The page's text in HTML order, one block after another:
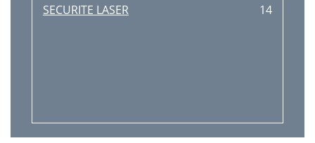
SECURITE LASER
14